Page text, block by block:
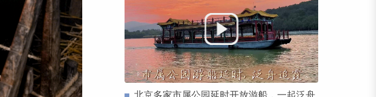
北京多家市属公园延时开放游船，一起泛舟